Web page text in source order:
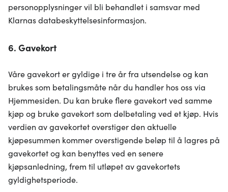
personopplysninger vil bli behandlet i samsvar med
Klarnas databeskyttelsesinformasjon.
6. Gavekort
Våre gavekort er gyldige i tre år fra utsendelse og kan
brukes som betalingsmåte når du handler hos oss via
Hjemmesiden. Du kan bruke flere gavekort ved samme
kjøp og bruke gavekort som delbetaling ved et kjøp. Hvis
verdien av gavekortet overstiger den aktuelle
kjøpesummen kommer overstigende beløp til å lagres på
gavekortet og kan benyttes ved en senere
kjøpsanledning, frem til utløpet av gavekortets
gyldighetsperiode.